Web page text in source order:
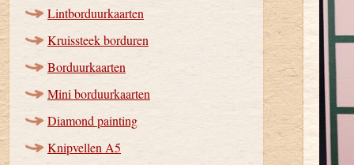
Lintborduurkaarten
Kruissteek borduren
Borduurkaarten
Mini borduurkaarten
Diamond painting
Knipvellen A5